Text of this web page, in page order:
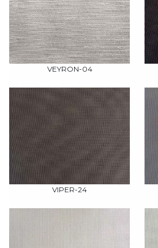
VEYRON-04
VIPER-24